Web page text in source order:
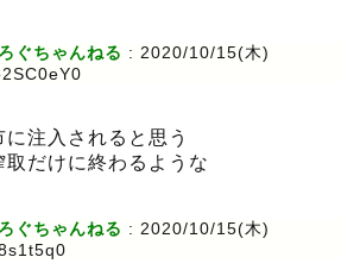
ぐちゃんねる : 2020/10/15(木)
注入されると思う
だけに終わるような
ぐちゃんねる : 2020/10/15(木)